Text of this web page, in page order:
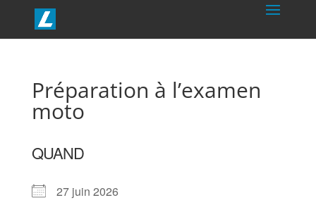
Préparation à l’examen
moto
QUAND
27 juin 2026